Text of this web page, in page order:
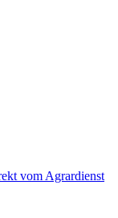
vom Agrardienst